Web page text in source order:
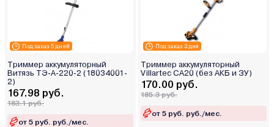
Под заказ 5 дней
Триммер аккумуляторный
Витязь ТЭ-А-220-2 (18034001-
2)
167.98 руб.
183.1 руб.
от 5 руб. руб./мес.
Под заказ 3 дня
Триммер аккумуляторный
Villartec СА20 (без АКБ и ЗУ)
170.00 руб.
185.3 руб.
от 5 руб. руб./мес.